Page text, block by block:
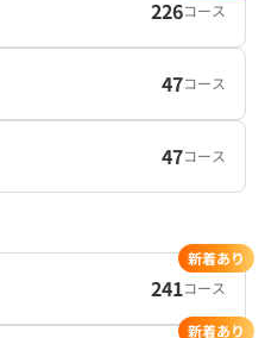
226コース
47コース
47コース
241コース
新着あり
新着あり